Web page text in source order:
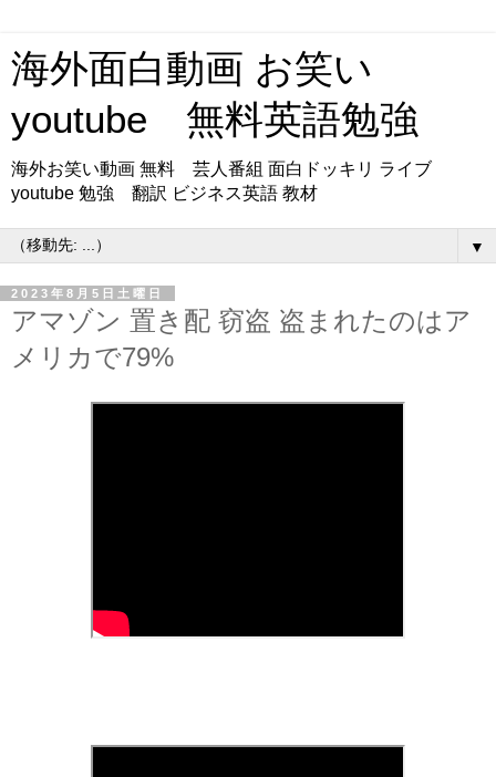
海外面白動画 お笑い
youtube 無料英語勉強
海外お笑い動画 無料 芸人番組 面白ドッキリ ライブ
youtube 勉強 翻訳 ビジネス英語 教材
▼
2023年8月5日土曜日
アマゾン 置き配 窃盗 盗まれたのはア
メリカで79%